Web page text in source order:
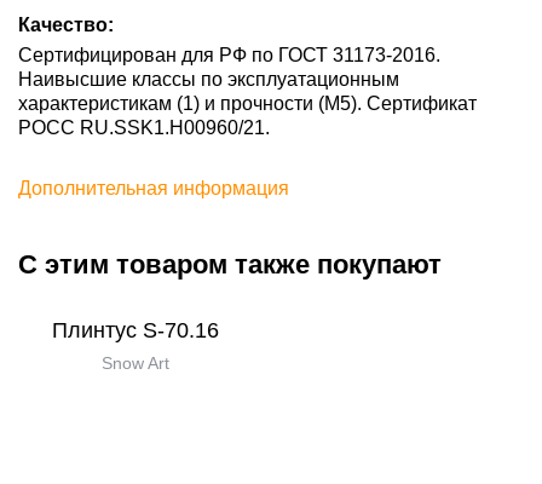
Качество:
Сертифицирован для РФ по ГОСТ 31173-2016.
Наивысшие классы по эксплуатационным
характеристикам (1) и прочности (М5). Сертификат
POCC RU.SSK1.H00960/21.
Дополнительная информация
С этим товаром также покупают
Плинтус S-70.16
Snow Art